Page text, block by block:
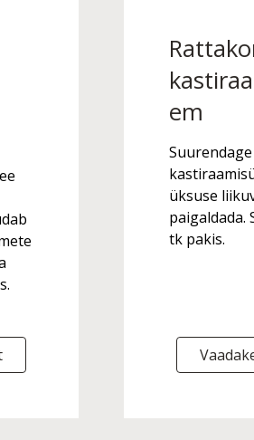
em
Suurendage
üksuse
paigaldada.
tk pakis.